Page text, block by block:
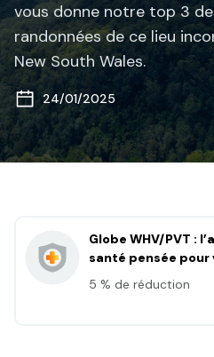
vous donne notre top 3
randonnées de ce lieu
New South Wales.
24/01/2025
Globe WHV/PVT :
santé pensée pour
5 % de réduction